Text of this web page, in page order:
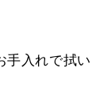
入れで拭い